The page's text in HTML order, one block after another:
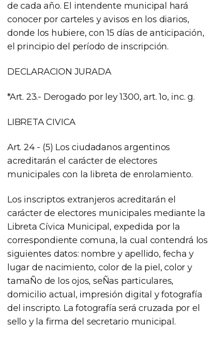
de cada año. El intendente municipal hará
conocer por carteles y avisos en los diarios,
donde los hubiere, con 15 días de anticipación,
el principio del período de inscripción.
DECLARACION JURADA
*Art. 23.- Derogado por ley 1300, art. 1o, inc. g.
LIBRETA CIVICA
Art. 24 - (5) Los ciudadanos argentinos
acreditarán el carácter de electores
municipales con la libreta de enrolamiento.
Los inscriptos extranjeros acreditarán el
carácter de electores municipales mediante la
Libreta Cívica Municipal, expedida por la
correspondiente comuna, la cual contendrá los
siguientes datos: nombre y apellido, fecha y
lugar de nacimiento, color de la piel, color y
tamaÑo de los ojos, seÑas particulares,
domicilio actual, impresión digital y fotografía
del inscripto. La fotografía será cruzada por el
sello y la firma del secretario municipal.